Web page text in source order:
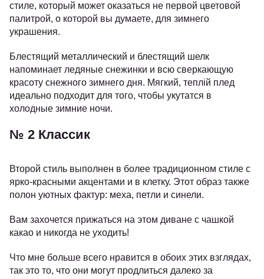
стиле, который может оказаться не первой цветовой
палитрой, о которой вы думаете, для зимнего
украшения.
Блестящий металлический и блестящий шелк
напоминает ледяные снежинки и всю сверкающую
красоту снежного зимнего дня. Мягкий, теплій плед
идеально подходит для того, чтобы укутатся в
холодные зимние ночи.
№ 2 Классик
Второй стиль выполнен в более традиционном стиле с
ярко-красными акцентами и в клетку. Этот образ также
полон уютных фактур: меха, петли и синели.
Вам захочется прижаться на этом диване с чашкой
какао и никогда не уходить!
Что мне больше всего нравится в обоих этих взглядах,
так это то, что они могут продлиться далеко за